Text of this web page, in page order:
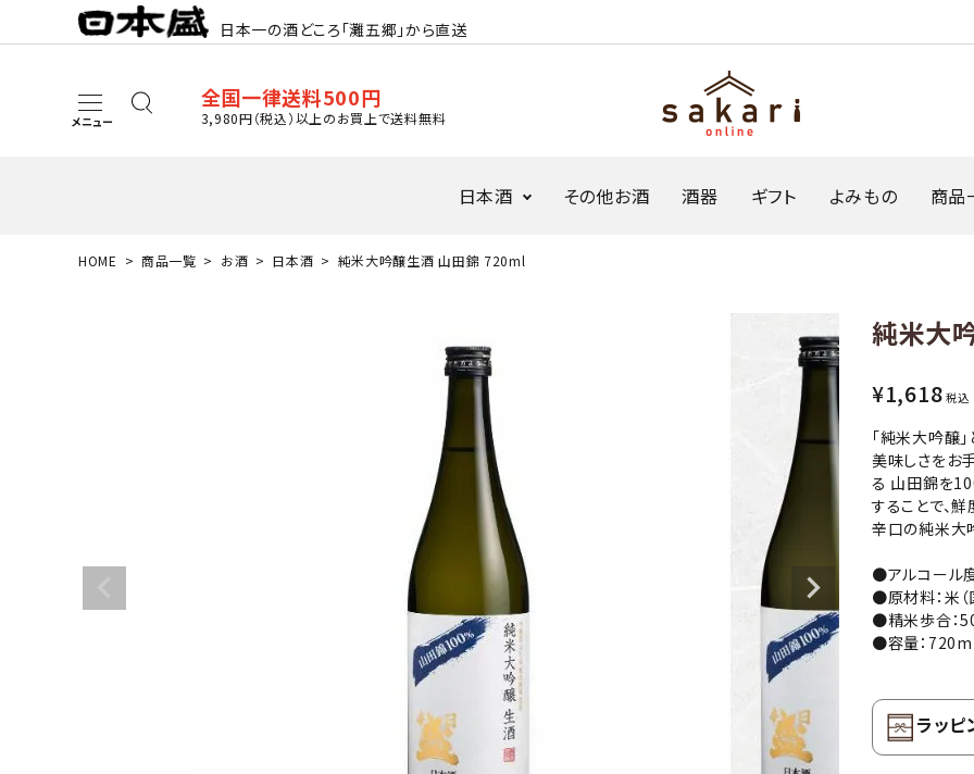
日本一の酒どころ「灘五郷」から直送
メニュー
全国一律送料500円
3,980円（税込）以上のお買上で送料無料
日本酒
Sakariシリーズ 限定商品・セット
その他お酒 酒器 ギフト よみもの 商品
生酒 山田
HOME 商品一覧 お酒 日本酒 純米大吟醸生酒 山田錦 720ml
純米大
¥1,618 税込
「純米大吟醸
美味しさをお
る 山田錦を
することで、
辛口の純米大
●アルコール
●原材料：米（
●精米歩合：
●容量：
ラッピ